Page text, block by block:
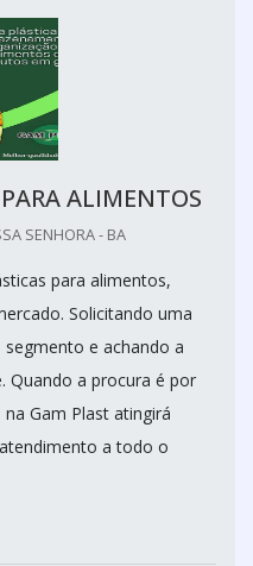
ALIMENTOS
SENHORA - BA
para alimentos,
Solicitando uma
e achando a
Quando a procura é por
Gam Plast atingirá
a todo o